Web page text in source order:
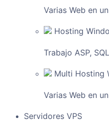
Varias Web en
Hosting
Trabajo ASP,
Multi Hosting
Varias Web en
Servidores VPS